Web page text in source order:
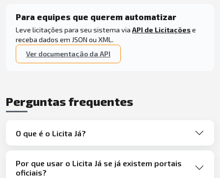
Para equipes que querem automatizar
Leve licitações para seu sistema via API de Licitaçõese
receba dados em JSON ou XML.
Ver documentação da API
Perguntas frequentes
O que é o Licita Já?
Por que usar o Licita Já se já existem portais
oficiais?